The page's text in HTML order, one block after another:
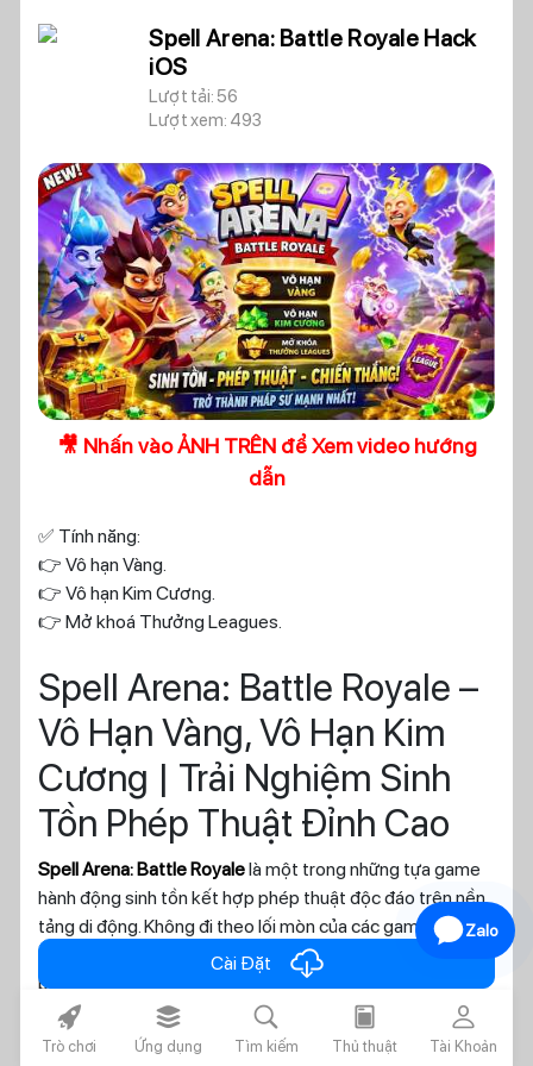
Spell Arena: Battle Royale Hack
iOS
Lượt tải: 56
Lượt xem: 493
🎥 Nhấn vào ẢNH TRÊN để Xem video hướng
dẫn
✅ Tính năng:
👉 Vô hạn Vàng.
👉 Vô hạn Kim Cương.
👉 Mở khoá Thưởng Leagues.
Spell Arena: Battle Royale –
Vô Hạn Vàng, Vô Hạn Kim
Cương | Trải Nghiệm Sinh
Tồn Phép Thuật Đỉnh Cao
Spell Arena: Battle Royalelà một trong những tựa game
hành động sinh tồn kết hợp phép thuật độc đáo trên nền
tảng di động. Không đi theo lối mòn của các game battle
royale sử dụng súng đạn hiện đại, trò chơi đưa người chơi
bước vào một đấu trường huyền bí, nơi các pháp sư sử
dụng những kỹ năng ma thuật mạnh mẽ để chiến đấu và
trở thành người sống sót cuối cùng.
Cài Đặt cloud_download
rocket_fill
Trò chơi
layers_alt_fill
Ứng dụng
search
Tìm kiếm
today
Thủ thuật
person
Tài Khoản
Zalo